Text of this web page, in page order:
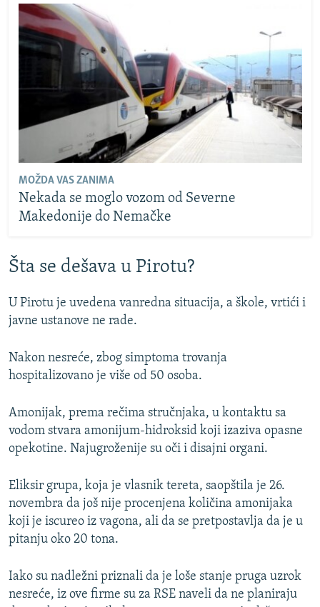
MOŽDA VAS ZANIMA
Nekada se moglo vozom od Severne
Makedonije do Nemačke
Šta se dešava u Pirotu?
U Pirotu je uvedena vanredna situacija, a škole, vrtići i
javne ustanove ne rade.
Nakon nesreće, zbog simptoma trovanja
hospitalizovano je više od 50 osoba.
Amonijak, prema rečima stručnjaka, u kontaktu sa
vodom stvara amonijum-hidroksid koji izaziva opasne
opekotine. Najugroženije su oči i disajni organi.
Eliksir grupa, koja je vlasnik tereta, saopštila je 26.
novembra da još nije procenjena količina amonijaka
koji je iscureo iz vagona, ali da se pretpostavlja da je u
pitanju oko 20 tona.
Iako su nadležni priznali da je loše stanje pruga uzrok
nesreće, iz ove firme su za RSE naveli da ne planiraju